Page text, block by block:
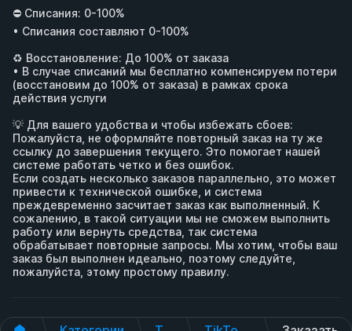
⛔️ Списания: 0-100%
• Списания составляют 0-100%
♻️ Восстановление: До 100% от заказа
• В случае списаний мы бесплатно компенсируем потери
(восстановим до 100% от заказа) в рамках срока
действия услуги
💡 Для вашего удобства и чтобы избежать сбоев:
Пожалуйста, не оформляйте повторный заказ на ту же
ссылку до завершения текущего. Это помогает нашей
системе работать четко и без ошибок.
Если создать несколько заказов параллельно, это может
привести к технической ошибке, и система
преждевременно засчитает заказ как выполненный. К
сожалению, в такой ситуации мы не сможем выполнить
работу или вернуть средства, так система
обрабатывает повторные запросы. Мы хотим, чтобы ваш
заказ был выполнен идеально, поэтому следуйте,
пожалуйста, этому простому правилу.